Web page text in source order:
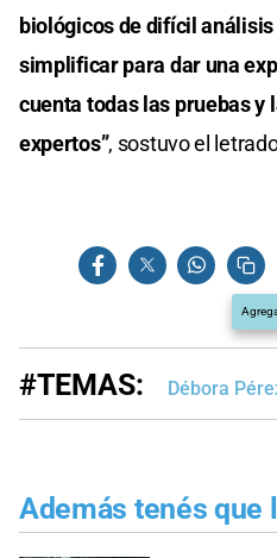
biológicos de difícil análisis
simplificar para dar una
cuenta todas las pruebas y
expertos”, sostuvo el
#TEMAS: Débora
Además tenés que